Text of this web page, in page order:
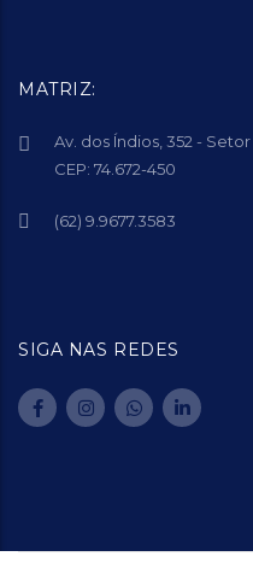
MATRIZ:
Av. dos Índios, 352 -
CEP: 74.672-450
(62) 9.9677.3583
SIGA NAS REDES